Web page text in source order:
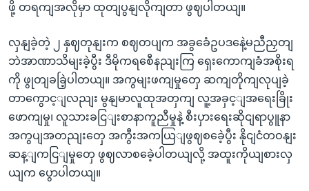
ဖို့ တရကျအလိုမှာ ထုတျပွနျလိုကျတာ ဖွဈပါတယျ။
လှနျခဲ့တဲ့ ၂ နှဈတုနျးက စဈတပျက အခွခေံဥပဒနေဲ့မညီညှတျ
ဘဲအာဏာသိမျးခဲ့ပွီး ဒီမိုကရစေီနညျးကြ ရှေးကောကျခံအစိုးရ
ကို ဖွုတျခခြဲ့ပါတယျ။ အကွမျးဖကျမှုတှေ ဆကျတိုကျလုပျခဲ့
တာကွောင့ျလညျး မွနျမာလူထုအတှကျ လူ့အခှင့ျအရေးခြိုး
ဖောကျမှု၊ လူသားခငြျးစာနာကူညီမှုနဲ့ စီးပှားရေးဆိုငျရာပွူနာ
အကွပျအတညျးတှေ အကွီးအကယြျဖွဈစခေဲ့ပွီး နိုငျငံတဝနျး
ဆန့ျကငြျမှုတှေ ဖွဈလာစခေဲ့ပါတယျလို့ အထူးကိုယျစားလှ
ယျက ပွောပါတယျ။